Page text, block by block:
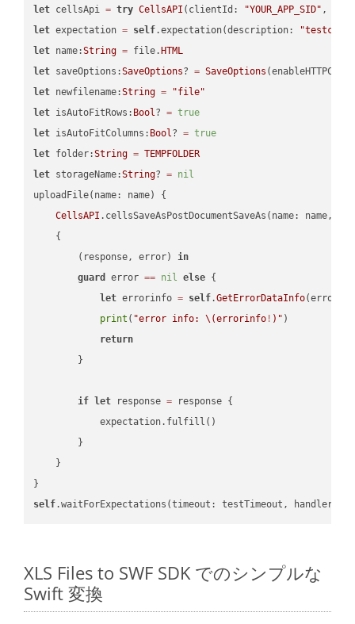
let cellsApi = try CellsAPI (clientId: "YOUR_APP_SID" ,
let expectation = self.expectation(description:
let name:String = file. HTML
let saveOptions:SaveOptions? = SaveOptions
let newfilename:String =
"file"
let isAutoFitRows: Bool? = true
let isAutoFitColumns: Bool? = true
let folder:String = TEMPFOLDER
let storageName:String? = nil
uploadFile(name: name) {
CellsAPI .cellsSaveAsPostDocumentSaveAs(name:
    {
        (response, error)
in
guard
error == nil else {
let errorinfo = self.GetErrorDataInfo(error:
print ( "error info: \(errorinfo ! ) " )
return
        }
if let response = response {
            expectation.fulfill()
        }
    }
self.waitForExpectations(timeout: testTimeout, handler:
XLS Files to SWF SDK でのシンプルな
Swift 変換